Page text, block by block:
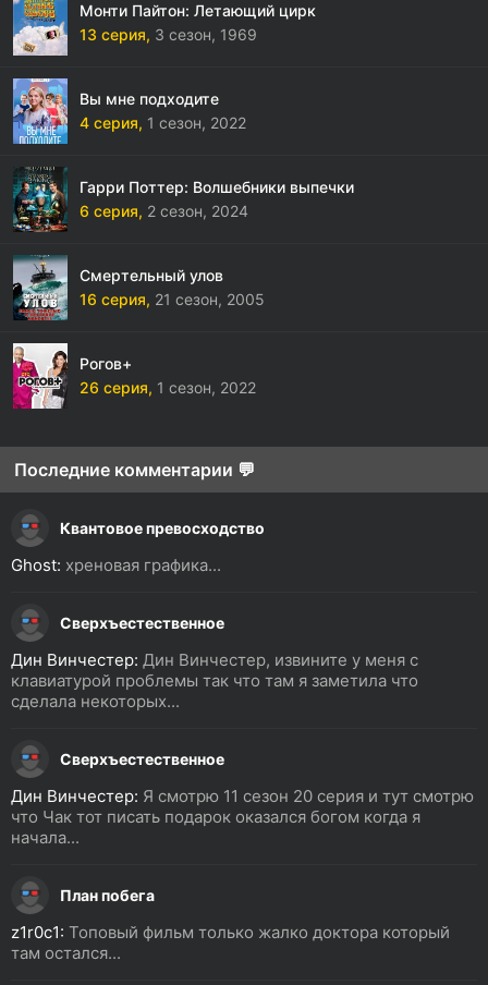
Монти Пайтон: Летающий цирк
13 серия, 3 сезон, 1969
Вы мне подходите
4 серия, 1 сезон, 2022
Гарри Поттер: Волшебники выпечки
6 серия, 2 сезон, 2024
Смертельный улов
16 серия, 21 сезон, 2005
Рогов+
26 серия, 1 сезон, 2022
Последние комментарии 💬
Квантовое превосходство
Ghost: хреновая графика...
Сверхъестественное
Дин Винчестер: Дин Винчестер, извините у меня с
клавиатурой проблемы так что там я заметила что
сделала некоторых...
Сверхъестественное
Дин Винчестер: Я смотрю 11 сезон 20 серия и тут смотрю
что Чак тот писать подарок оказался богом когда я
начала...
План побега
z1r0c1: Топовый фильм только жалко доктора который
там остался...